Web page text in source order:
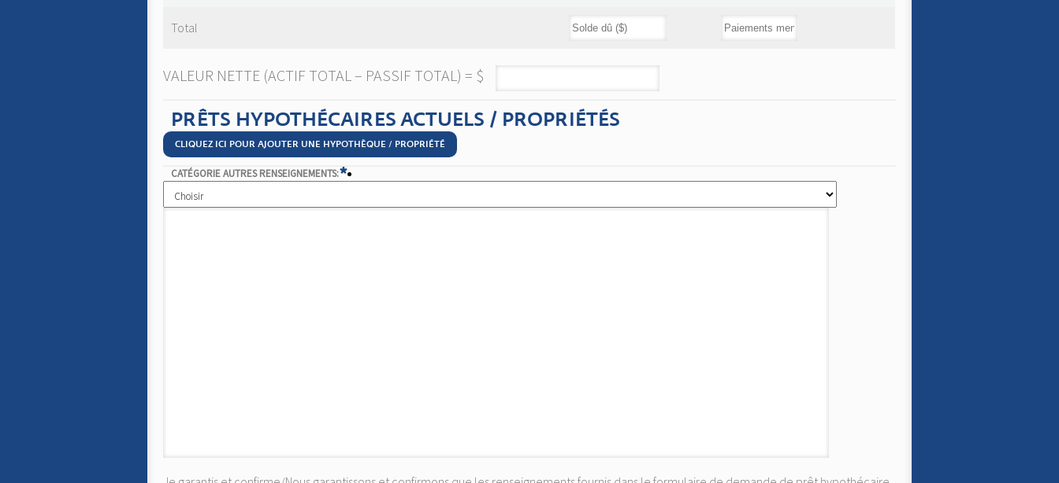
Total
VALEUR NETTE (ACTIF TOTAL – PASSIF TOTAL) = $
PRÊTS HYPOTHÉCAIRES ACTUELS / PROPRIÉTÉS
CLIQUEZ ICI POUR AJOUTER UNE HYPOTHÈQUE / PROPRIÉTÉ
CATÉGORIE AUTRES RENSEIGNEMENTS:*